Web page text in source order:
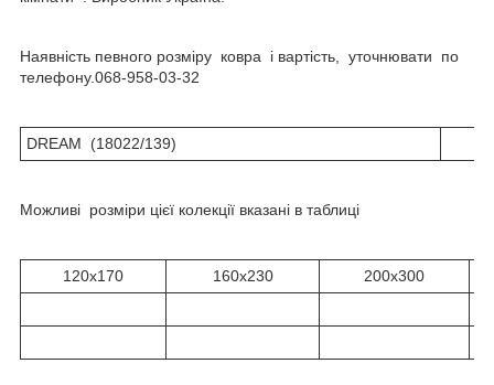
Наявність певного розміру ковра і вартість, уточнювати по
телефону.068-958-03-32
DREAM (18022/139)
Можливі розміри цієї колекції вказані в таблиці
120x170 160x230 200x300